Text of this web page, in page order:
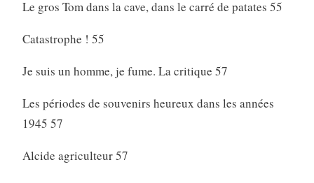
Le gros Tom dans la cave, dans le carré de patates 55
Catastrophe ! 55
Je suis un homme, je fume. La critique 57
Les périodes de souvenirs heureux dans les années
1945 57
Alcide agriculteur 57